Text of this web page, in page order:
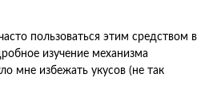
пользоваться этим средством в
изучение механизма
мне избежать укусов (не так